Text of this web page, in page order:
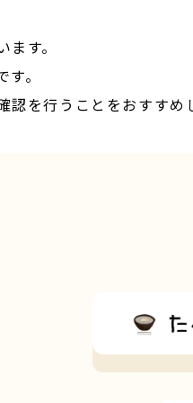
す。
。
認を行うことをおすすめ